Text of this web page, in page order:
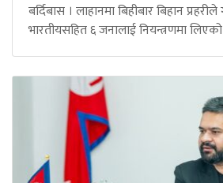
बर्दिबास । लाहानमा बिहीबार बिहान
भारतीयसहित ६ जनालाई नियन्त्रणमा